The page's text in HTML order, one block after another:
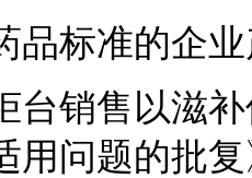
品标准的企
台销售以滋
用问题的批